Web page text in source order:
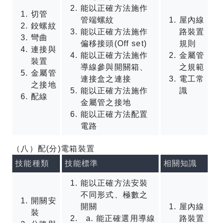
切管
鉸螺紋
彎曲
連接與
裝置
金屬管
之接地
配線
能以正確方法施作
管端螺紋
能以正確方法施作
偏移接頭(Off set)
能以正確方法施作
導線參與開關箱、
連接盒之連接
能以正確方法施作
金屬管之接地
能以正確方法配置
電路
屋內線
路裝置
規則
金屬管
之規範
電工常
識
（八）配(分)電箱裝置
技能種類
技能標準 相關知識
開關安
裝
能以正確方法安裝
不同形式、極數之
開關
能正確選用導線
屋內線
路裝置